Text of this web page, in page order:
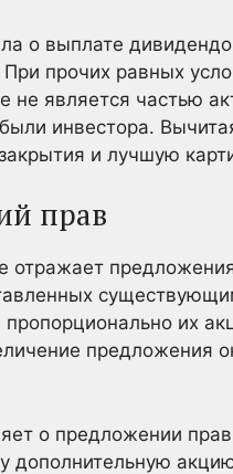
о выплате
прочих равных
не является частью
инвестора.
и лучшую
прав
их
предложения
о предложении
дополнительную